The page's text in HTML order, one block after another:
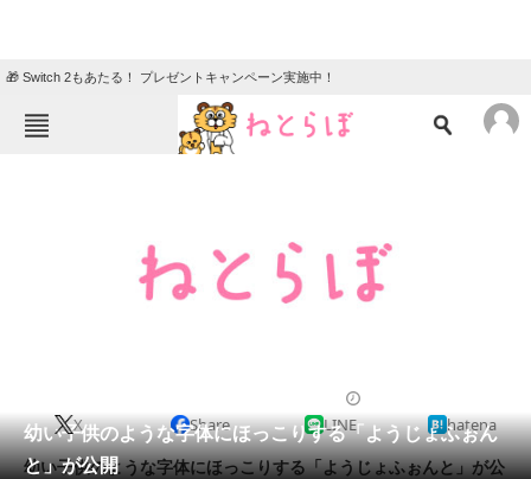
🎁 Switch 2もあたる！ プレゼントキャンペーン実施中！
クイズ
地域
会員記事
幼い子供のような字体にほっこりする「ようじょふぉん
と」が公開
X Share LINE hatena
幼い子供のような字体にほっこりする「ようじょふぉんと」が公